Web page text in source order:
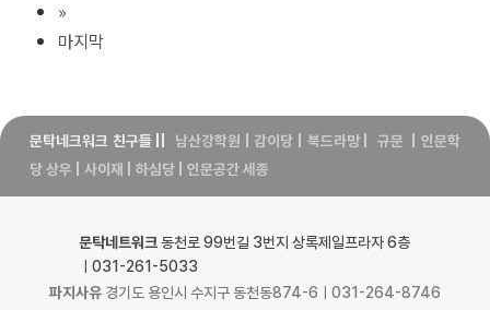
»
마지막
문탁네크워크 친구들 남산강학원 감이당 북드라망| 규문 |인문학
당 상우
사이재 하심당| 인문공간 세종
문탁네트워크 동천로 99번길 3번지 상록제일프라자 6층
ㅣ031-261-5033
파지사유경기도 용인시 수지구 동천동874-6ㅣ031-264-8746